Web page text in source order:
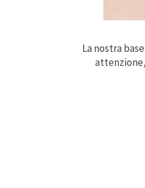
La nostra base
attenzione